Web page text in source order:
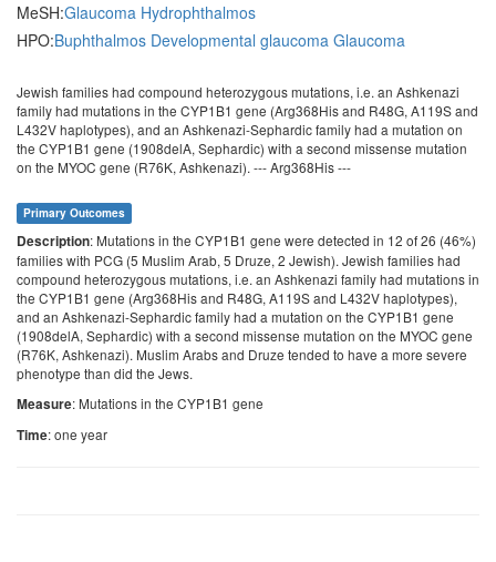
MeSH:Glaucoma Hydrophthalmos
HPO:Buphthalmos Developmental glaucoma Glaucoma
Jewish families had compound heterozygous mutations, i.e. an Ashkenazi
family had mutations in the CYP1B1 gene (Arg368His and R48G, A119S and
L432V haplotypes), and an Ashkenazi-Sephardic family had a mutation on
the CYP1B1 gene (1908delA, Sephardic) with a second missense mutation
on the MYOC gene (R76K, Ashkenazi). --- Arg368His ---
Primary Outcomes
Description: Mutations in the CYP1B1 gene were detected in 12 of 26 (46%)
families with PCG (5 Muslim Arab, 5 Druze, 2 Jewish). Jewish families had
compound heterozygous mutations, i.e. an Ashkenazi family had mutations in
the CYP1B1 gene (Arg368His and R48G, A119S and L432V haplotypes),
and an Ashkenazi-Sephardic family had a mutation on the CYP1B1 gene
(1908delA, Sephardic) with a second missense mutation on the MYOC gene
(R76K, Ashkenazi). Muslim Arabs and Druze tended to have a more severe
phenotype than did the Jews.
Measure: Mutations in the CYP1B1 gene
Time: one year